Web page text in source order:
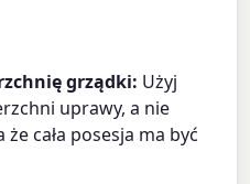
grządki: Użyj
uprawy, a nie
że cała posesja ma być